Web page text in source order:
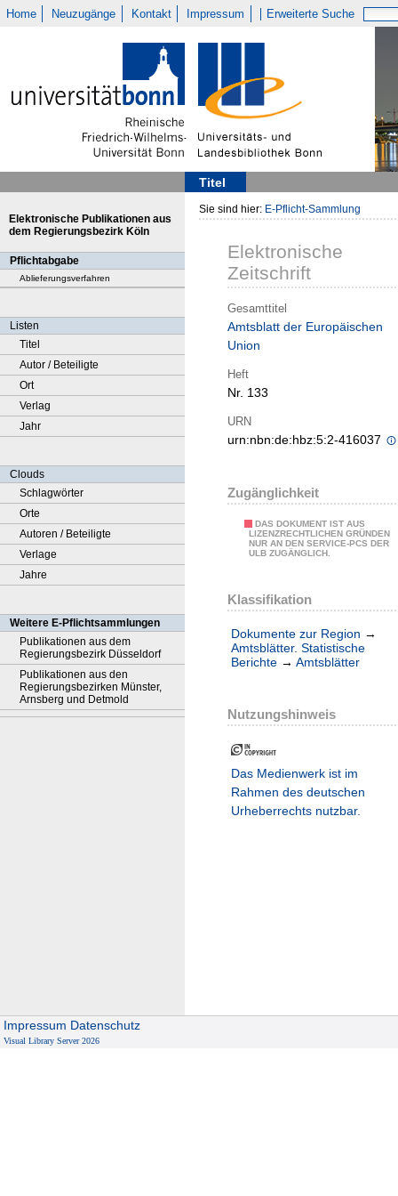
Home Neuzugänge Kontakt Impressum Erweiterte Suche
Titel
Elektronische Publikationen aus
dem Regierungsbezirk Köln
Pflichtabgabe
Ablieferungsverfahren
Listen
Titel
Autor / Beteiligte
Ort
Verlag
Jahr
Clouds
Schlagwörter
Orte
Autoren / Beteiligte
Verlage
Jahre
Weitere E-Pflichtsammlungen
Publikationen aus dem
Regierungsbezirk Düsseldorf
Publikationen aus den
Regierungsbezirken Münster,
Arnsberg und Detmold
Sie sind hier: E-Pflicht-Sammlung
Elektronische
Zeitschrift
Gesamttitel
Amtsblatt der Europäischen
Union
Heft
Nr. 133
URN
urn:nbn:de:hbz:5:2-416037
Zugänglichkeit
DAS DOKUMENT IST AUS
LIZENZRECHTLICHEN GRÜNDEN
NUR AN DEN SERVICE-PCS DER
ULB ZUGÄNGLICH.
Klassifikation
Dokumente zur Region →
Amtsblätter. Statistische
Berichte → Amtsblätter
Nutzungshinweis
Das Medienwerk ist im
Rahmen des deutschen
Urheberrechts nutzbar.
Impressum Datenschutz
Visual Library Server 2026